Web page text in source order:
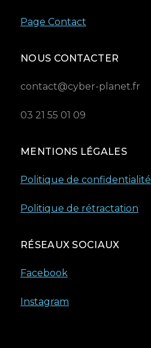
Page Contact
NOUS CONTACTER
contact@cyber-planet.fr
03 21 55 01 09
MENTIONS LÉGALES
Politique de confidentialité
Politique de rétractation
RÉSEAUX SOCIAUX
Facebook
Instagram